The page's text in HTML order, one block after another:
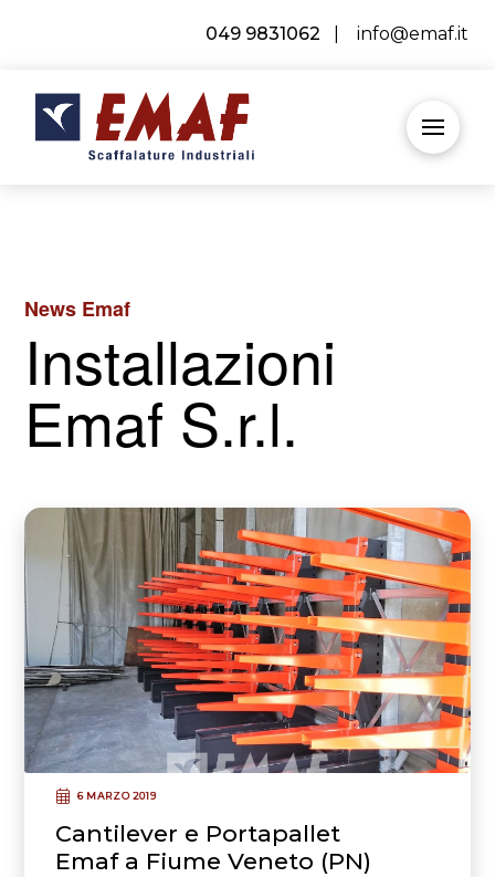
049 9831062 info@emaf.it
News Emaf
Installazioni
Emaf S.r.l.
6 MARZO 2019
Cantilever e Portapallet
Emaf a Fiume Veneto (PN)